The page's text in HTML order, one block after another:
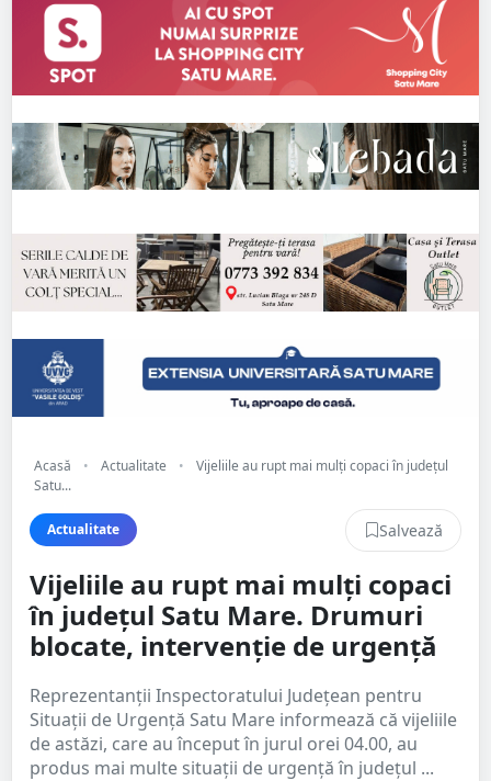
Acasă • Actualitate •
Vijeliile au rupt mai mulți copaci în județul
Satu...
Actualitate Salvează
Vijeliile au rupt mai mulți copaci
în județul Satu Mare. Drumuri
blocate, intervenție de urgență
Reprezentanții Inspectoratului Județean pentru
Situații de Urgență Satu Mare informează că vijeliile
de astăzi, care au început în jurul orei 04.00, au
produs mai multe situații de urgență în județul ...